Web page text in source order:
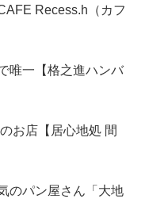
Recess.h（カフ
唯一【格之進ハンバ
お店【居心地処 間
のパン屋さん「大地